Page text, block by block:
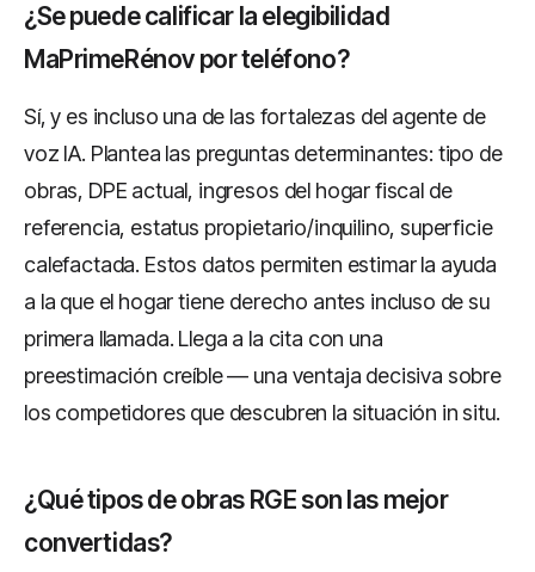
¿Se puede calificar la elegibilidad
MaPrimeRénov por teléfono?
Sí, y es incluso una de las fortalezas del agente de
voz IA. Plantea las preguntas determinantes: tipo de
obras, DPE actual, ingresos del hogar fiscal de
referencia, estatus propietario/inquilino, superficie
calefactada. Estos datos permiten estimar la ayuda
a la que el hogar tiene derecho antes incluso de su
primera llamada. Llega a la cita con una
preestimación creíble — una ventaja decisiva sobre
los competidores que descubren la situación in situ.
¿Qué tipos de obras RGE son las mejor
convertidas?